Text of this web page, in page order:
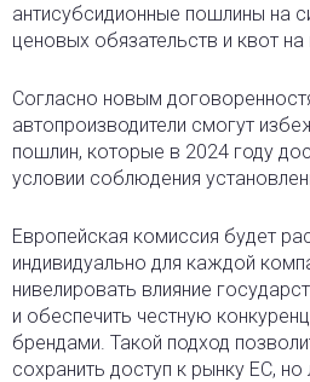
антисубсидионные пошлины на
ценовых обязательств и квот на
Согласно новым
автопроизводители смогут
пошлин, которые в 2024 году
условии соблюдения
Европейская комиссия будет
индивидуально для каждой
нивелировать влияние
и обеспечить честную
брендами. Такой подход
сохранить доступ к рынку ЕС,